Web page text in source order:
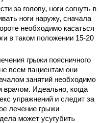
за голову, ноги согнуть в
ноги наружу, сначала
необходимо касаться
в таком положении 15-20
грыжи поясничного
всем пациентам они
занятий необходимо
врачом. Идеально, когда
упражнений и следит за
лечение грыжи
может усугубить